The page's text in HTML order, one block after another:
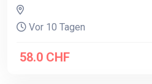
Vor 10 Tagen
58.0 CHF